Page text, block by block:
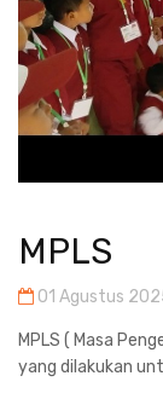
MPLS
01 Agustus
MPLS ( Masa
yang dilakukan